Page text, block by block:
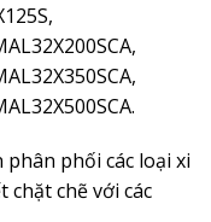
phân phối các loại xi
chặt chẽ với các